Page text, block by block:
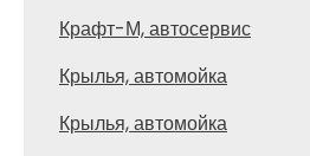
Крафт-М, автосервис
Крылья, автомойка
Крылья, автомойка